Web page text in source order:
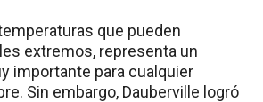
que pueden
extremos, representa un
importante para cualquier
Sin embargo, Dauberville logró